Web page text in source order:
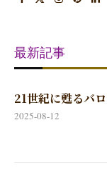
最新記事
21世紀に甦るバ
2025-08-12